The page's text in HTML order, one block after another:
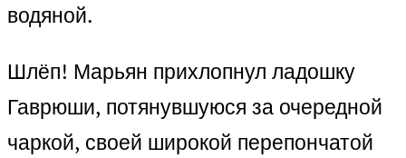
водяной.
Шлёп! Марьян прихлопнул ладошку
Гаврюши, потянувшуюся за очередной
чаркой, своей широкой перепончатой